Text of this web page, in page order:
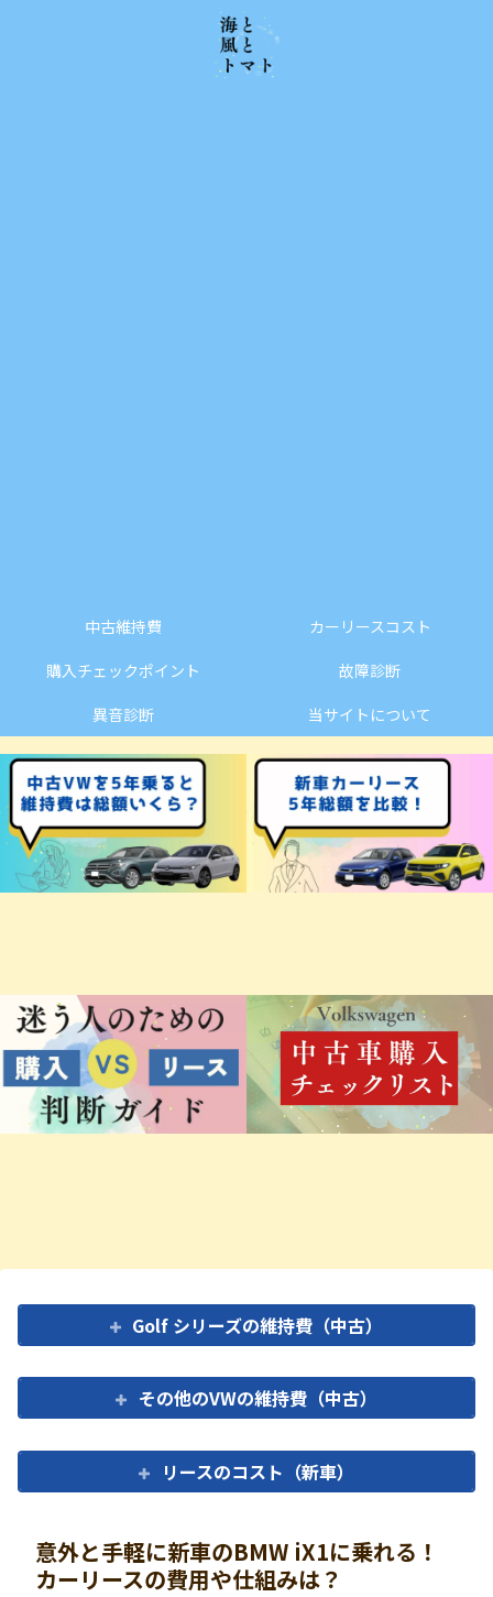
中古維持費
カーリースコスト
購入チェックポイント
故障診断
異音診断
当サイトについて
Golf シリーズの維持費（中古）
その他のVWの維持費（中古）
リースのコスト（新車）
意外と手軽に新車のBMW iX1に乗れる！
カーリースの費用や仕組みは？